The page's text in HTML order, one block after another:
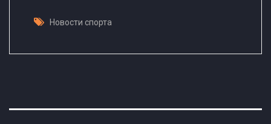
Новости спорта